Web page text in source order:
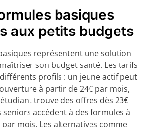
basiques
aux petits budgets
représentent une solution
son budget santé. Les tarifs
profils : un jeune actif peut
à partir de 24€ par mois,
trouve des offres dès 23€
seniors accèdent à des formules à
mois. Les alternatives comme